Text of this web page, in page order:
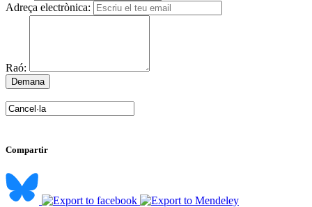
Adreça electrònica:
Raó:
Compartir